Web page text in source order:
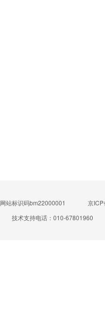
网站标识码bm22000001
京
技术支持电话：010-67801960